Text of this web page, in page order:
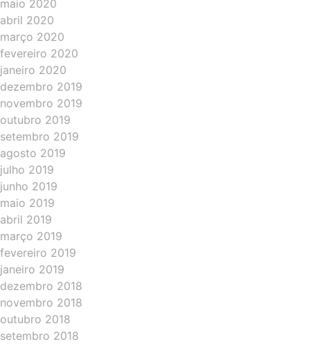
maio 2020
abril 2020
março 2020
fevereiro 2020
janeiro 2020
dezembro 2019
novembro 2019
outubro 2019
setembro 2019
agosto 2019
julho 2019
junho 2019
maio 2019
abril 2019
março 2019
fevereiro 2019
janeiro 2019
dezembro 2018
novembro 2018
outubro 2018
setembro 2018